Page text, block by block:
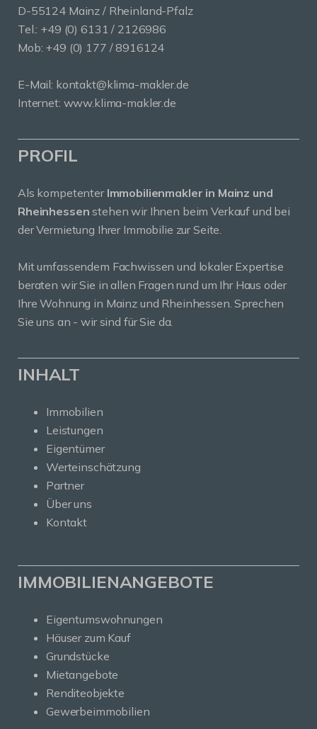
D-55124 Mainz / Rheinland-Pfalz
Tel.: +49 (0) 6131 / 2126986
Mob: +49 (0) 177 / 8916124
E-Mail: kontakt@klima-makler.de
Internet: www.klima-makler.de
PROFIL
Als kompetenter Immobilienmakler in Mainz und
Rheinhessen stehen wir Ihnen beim Verkauf und bei
der Vermietung Ihrer Immobilie zur Seite.
Mit umfassendem Fachwissen und lokaler Expertise
beraten wir Sie in allen Fragen rund um Ihr Haus oder
Ihre Wohnung in Mainz und Rheinhessen. Sprechen
Sie uns an - wir sind für Sie da.
INHALT
Immobilien
Leistungen
Eigentümer
Werteinschätzung
Partner
Über uns
Kontakt
IMMOBILIENANGEBOTE
Eigentumswohnungen
Häuser zum Kauf
Grundstücke
Mietangebote
Renditeobjekte
Gewerbeimmobilien